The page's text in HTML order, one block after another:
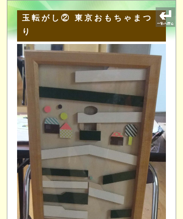
玉転がし② 東京おもちゃまつ
り